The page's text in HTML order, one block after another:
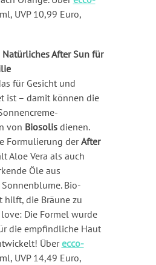
UVP 10,99 Euro,
Natürliches After Sun für
für Gesicht und
ist – damit können die
von Biosolisdienen.
Formulierung derAfter
Aloe Vera als auch
Öle aus
Bio-
hilft, die Bräune zu
Die Formel wurde
die empfindliche Haut
Überecco-
UVP 14,49 Euro,